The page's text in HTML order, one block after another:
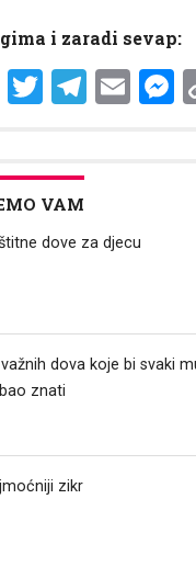
i zaradi sevap:
Twitter
VAM
dove za djecu
dova koje bi svaki
znati
zikr